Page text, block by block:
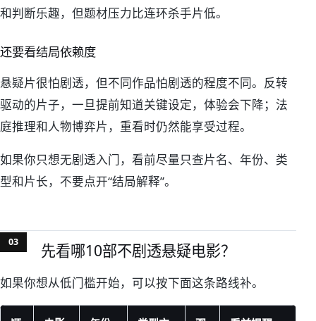
和判断乐趣，但题材压力比连环杀手片低。
还要看结局依赖度
悬疑片很怕剧透，但不同作品怕剧透的程度不同。反转
驱动的片子，一旦提前知道关键设定，体验会下降；法
庭推理和人物博弈片，重看时仍然能享受过程。
如果你只想无剧透入门，看前尽量只查片名、年份、类
型和片长，不要点开“结局解释”。
先看哪10部不剧透悬疑电影？
如果你想从低门槛开始，可以按下面这条路线补。